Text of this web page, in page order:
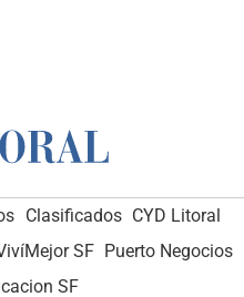
Clasificados CYD Litoral
SF Puerto Negocios
SF